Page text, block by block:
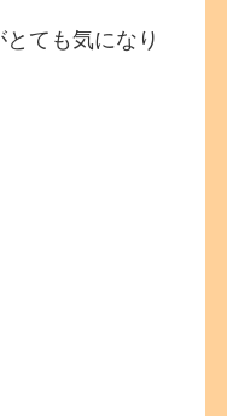
ても気になり